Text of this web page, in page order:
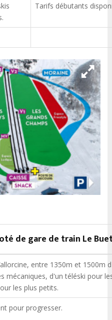
Tarifs débutants
de gare de train Le
entre 1350m et 1500m
mécaniques, d'un téléski pour
les plus petits.
pour progresser.